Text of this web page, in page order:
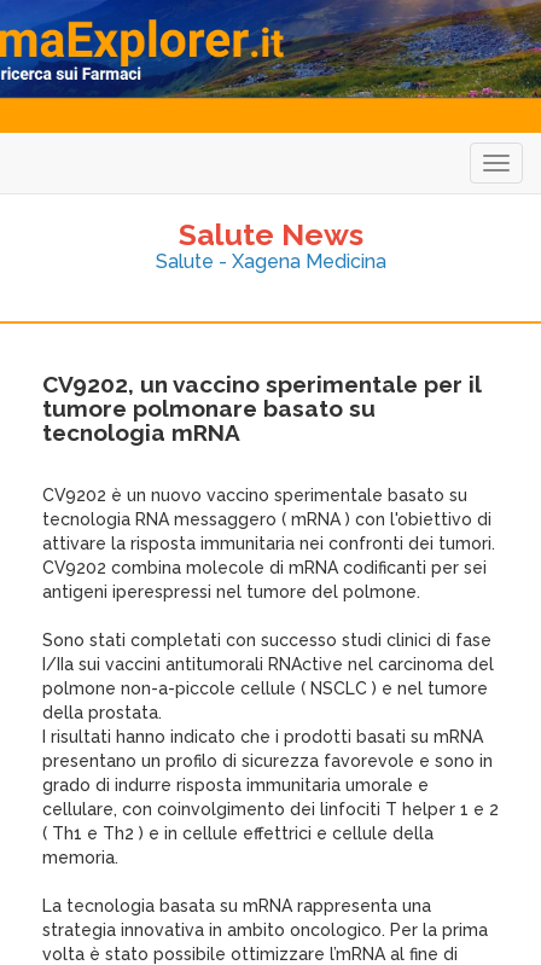
Salute News
Salute - Xagena Medicina
CV9202, un vaccino sperimentale per il
tumore polmonare basato su
tecnologia mRNA
CV9202 è un nuovo vaccino sperimentale basato su
tecnologia RNA messaggero ( mRNA ) con l'obiettivo di
attivare la risposta immunitaria nei confronti dei tumori.
CV9202 combina molecole di mRNA codificanti per sei
antigeni iperespressi nel tumore del polmone.
Sono stati completati con successo studi clinici di fase
I/IIa sui vaccini antitumorali RNActive nel carcinoma del
polmone non-a-piccole cellule ( NSCLC ) e nel tumore
della prostata.
I risultati hanno indicato che i prodotti basati su mRNA
presentano un profilo di sicurezza favorevole e sono in
grado di indurre risposta immunitaria umorale e
cellulare, con coinvolgimento dei linfociti T helper 1 e 2
( Th1 e Th2 ) e in cellule effettrici e cellule della
memoria.
La tecnologia basata su mRNA rappresenta una
strategia innovativa in ambito oncologico. Per la prima
volta è stato possibile ottimizzare l’mRNA al fine di